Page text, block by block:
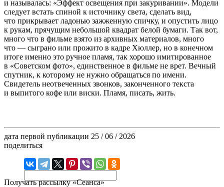
и называлась: «Эффект освещения при закуривании». Модели
следует встать спиной к источнику света, сделать вид,
что прикрывает ладонью зажженную спичку, и опустить лицо
к рукам, прячущим небольшой квадрат белой бумаги. Так вот,
много что в фильме взято из архивных материалов, много
что — сыграно или прожито в кадре Хюллер, но в конечном
итоге именно это ручное пламя, так хорошо имитированное
в «Советском фото», единственное в фильме не врет. Вечный
спутник, к которому не нужно обращаться по имени.
Свидетель неотвеченных звонков, законченного текста
и выпитого кофе или виски. Пламя, писать, жить.
дата первой публикации 25 / 06 / 2026
поделиться
Получать рассылку «Сеанса»